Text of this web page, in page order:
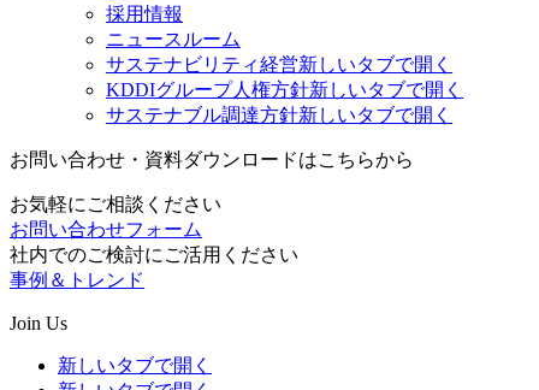
採用情報
ニュースルーム
サステナビリティ経営新しいタブで開く
KDDIグループ人権方針新しいタブで開く
サステナブル調達方針新しいタブで開く
お問い合わせ・資料ダウンロードはこちらから
お気軽にご相談ください
お問い合わせフォーム
社内でのご検討にご活用ください
事例＆トレンド
Join Us
新しいタブで開く